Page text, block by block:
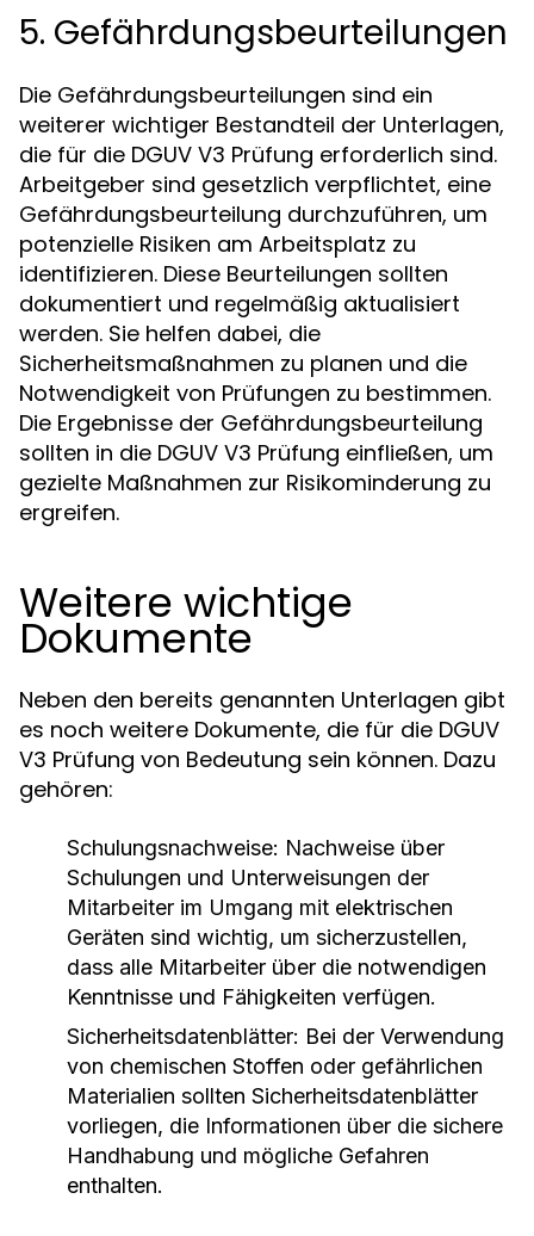
5. Gefährdungsbeurteilungen
Die Gefährdungsbeurteilungen sind ein
weiterer wichtiger Bestandteil der Unterlagen,
die für die DGUV V3 Prüfung erforderlich sind.
Arbeitgeber sind gesetzlich verpflichtet, eine
Gefährdungsbeurteilung durchzuführen, um
potenzielle Risiken am Arbeitsplatz zu
identifizieren. Diese Beurteilungen sollten
dokumentiert und regelmäßig aktualisiert
werden. Sie helfen dabei, die
Sicherheitsmaßnahmen zu planen und die
Notwendigkeit von Prüfungen zu bestimmen.
Die Ergebnisse der Gefährdungsbeurteilung
sollten in die DGUV V3 Prüfung einfließen, um
gezielte Maßnahmen zur Risikominderung zu
ergreifen.
Weitere wichtige
Dokumente
Neben den bereits genannten Unterlagen gibt
es noch weitere Dokumente, die für die DGUV
V3 Prüfung von Bedeutung sein können. Dazu
gehören:
Schulungsnachweise: Nachweise über
Schulungen und Unterweisungen der
Mitarbeiter im Umgang mit elektrischen
Geräten sind wichtig, um sicherzustellen,
dass alle Mitarbeiter über die notwendigen
Kenntnisse und Fähigkeiten verfügen.
Sicherheitsdatenblätter: Bei der Verwendung
von chemischen Stoffen oder gefährlichen
Materialien sollten Sicherheitsdatenblätter
vorliegen, die Informationen über die sichere
Handhabung und mögliche Gefahren
enthalten.